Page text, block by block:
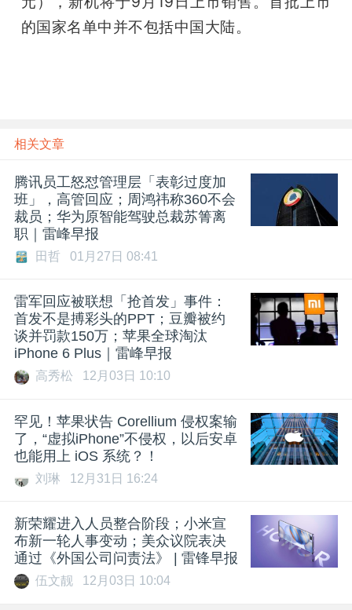
的国家名单中并不包括中国大陆。
相关文章
腾讯员工怒怼管理层「表彰过度加
班」，高管回应；周鸿祎称360不会
裁员；华为原智能驾驶总裁苏箐离
职｜雷峰早报
田哲 01月27日 08:41
雷军回应被联想「抢首发」事件：
首发不是搏彩头的PPT；豆瓣被约
谈并罚款150万；苹果全球淘汰
iPhone 6 Plus｜雷峰早报
高秀松 12月03日 10:10
罕见！苹果状告 Corellium 侵权案输
了，“虚拟iPhone”不侵权，以后安卓
也能用上 iOS 系统？！
刘琳 12月31日 16:24
新荣耀进入人员整合阶段；小米宣
布新一轮人事变动；美众议院表决
通过《外国公司问责法》 | 雷锋早报
伍文靓 12月03日 10:04